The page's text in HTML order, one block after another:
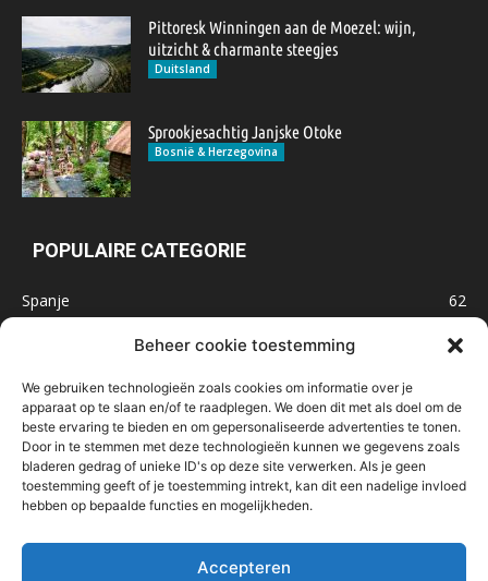
Beheer cookie toestemming
We gebruiken technologieën zoals cookies om informatie over je
apparaat op te slaan en/of te raadplegen. We doen dit met als doel om de
beste ervaring te bieden en om gepersonaliseerde advertenties te tonen.
Door in te stemmen met deze technologieën kunnen we gegevens zoals
bladeren gedrag of unieke ID's op deze site verwerken. Als je geen
toestemming geeft of je toestemming intrekt, kan dit een nadelige invloed
hebben op bepaalde functies en mogelijkheden.
Accepteren
Pittoresk Winningen aan de Moezel: wijn,
uitzicht & charmante steegjes
Duitsland
Sprookjesachtig Janjske Otoke
Bosnië & Herzegovina
POPULAIRE CATEGORIE
Spanje
62
47
Marokko
32
IJsland
32
Malta
Roemenië
29